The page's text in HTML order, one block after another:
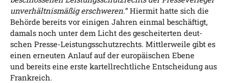
unver­hält­nis­mä­ßig erschwe­ren.“ Hier­mit hat­te sich die
Behör­de bereits vor eini­gen Jah­ren ein­mal beschäf­tigt,
damals noch unter dem Licht des geschei­ter­ten deut­
schen Pres­se-Leis­tungs­schutz­rechts. Mitt­ler­wei­le gibt es
einen erneu­ten Anlauf auf der euro­päi­schen Ebe­ne
und bereits eine ers­te kar­tell­recht­li­che Ent­schei­dung aus
Frankreich.